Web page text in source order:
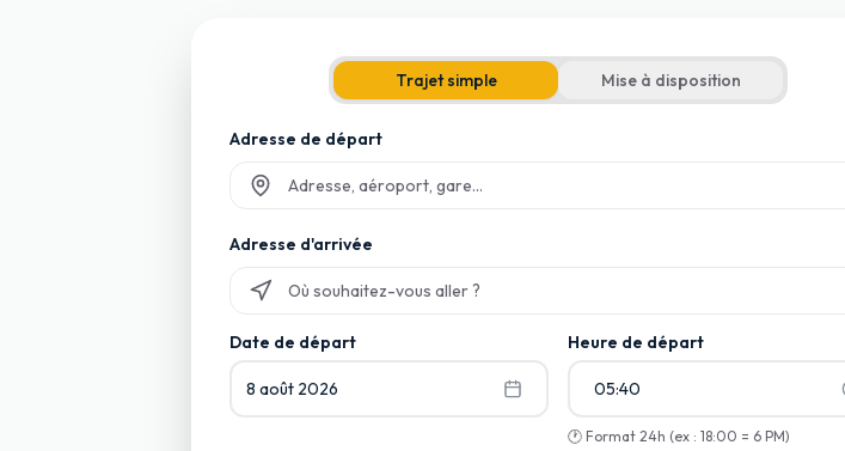
Trajet simple Mise à disposition
Adresse de départ
Adresse d'arrivée
Date de départ
8 août 2026
Heure de départ
05:40
🕐 Format 24h (ex : 18:00 = 6 PM)